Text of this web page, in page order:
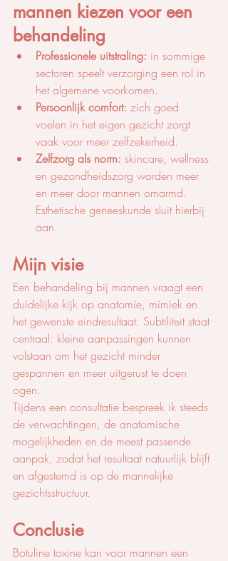
mannen kiezen voor een
behandeling
Professionele uitstraling: in sommige
sectoren speelt verzorging een rol in
het algemene voorkomen.
Persoonlijk comfort: zich goed
voelen in het eigen gezicht zorgt
vaak voor meer zelfzekerheid.
Zelfzorg als norm: skincare, wellness
en gezondheidszorg worden meer
en meer door mannen omarmd.
Esthetische geneeskunde sluit hierbij
aan.
Mijn visie
Een behandeling bij mannen vraagt een
duidelijke kijk op anatomie, mimiek en
het gewenste eindresultaat. Subtiliteit staat
centraal: kleine aanpassingen kunnen
volstaan om het gezicht minder
gespannen en meer uitgerust te doen
ogen.
Tijdens een consultatie bespreek ik steeds
de verwachtingen, de anatomische
mogelijkheden en de meest passende
aanpak, zodat het resultaat natuurlijk blijft
en afgestemd is op de mannelijke
gezichtsstructuur.
Conclusie
Botuline toxine kan voor mannen een